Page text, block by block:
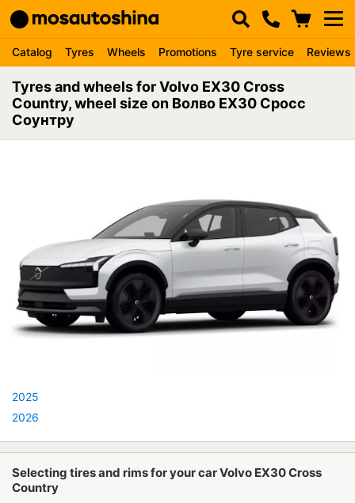
Catalog Tyres Wheels Promotions Tyre service Reviews
Tyres and wheels for Volvo EX30 Cross
Country, wheel size on Волво ЕХ30 Сросс
Соунтру
2025
2026
Selecting tires and rims for your car Volvo EX30 Cross
Country